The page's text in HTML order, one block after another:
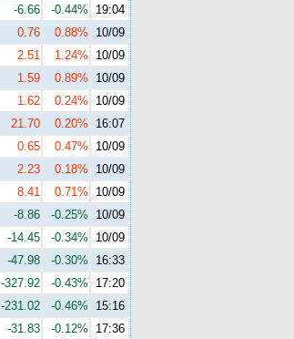
-6.66 -0.44%
19:04
0.76 0.88%
10/09
2.51 1.24%
10/09
1.59 0.89%
10/09
1.62 0.24%
10/09
21.70 0.20%
16:07
0.65 0.47%
10/09
2.23 0.18%
10/09
8.41 0.71%
10/09
-8.86 -0.25%
10/09
-14.45 -0.34%
10/09
-47.98 -0.30%
16:33
-327.92 -0.43%
17:20
-231.02 -0.46%
15:16
-31.83 -0.12%
17:36